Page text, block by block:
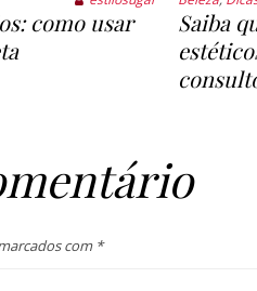
como usar
Saiba
com *